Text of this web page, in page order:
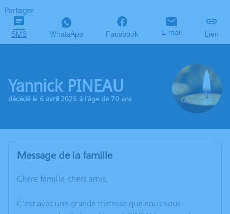
Partager
SMS WhatsApp Facebook E-mail Lien
Yannick PINEAU
décédé le 6 avril 2025 à l'âge de 70 ans
Message de la famille
Chère famille, chers amis,
C’est avec une grande tristesse que nous vous